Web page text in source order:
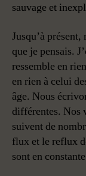
sauvage et
Jusqu’à
que je pensais.
ressemble en
en rien à celui
âge. Nous
différentes. Nos
suivent de
flux et le reflux
sont en